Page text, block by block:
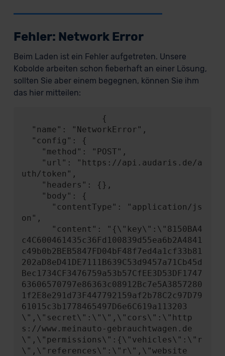
Fehler: Network Error
Beim Laden ist ein Fehler aufgetreten. Unsere
Kobolde arbeiten schon fieberhaft an einer Lösung,
sollten Sie aber einem begegnen, können Sie ihm
das hier mitteilen:
uth/token",
on",
c4C600461435c36Fd100839d55ea6b2A4841
c49b0b2BEB5847FD04bF48f7ed4a1cf33b81
202aD8eD41DE7111B639C53d9457a71Cb45d
Bec1734CF3476759a53b57CfEE3D53DF1747
63606570797e86363c08912Bc7e5A3857280
1f2E8e291d73F447792159af2b78C2c97D79
61015c3b1778465497D6e6C619a113203
\",\"secret\":\"\",\"cors\":\"http
s://www.meinauto-gebrauchtwagen.de
\",\"permissions\":{\"vehicles\":\"r
\",\"references\":\"r\",\"website